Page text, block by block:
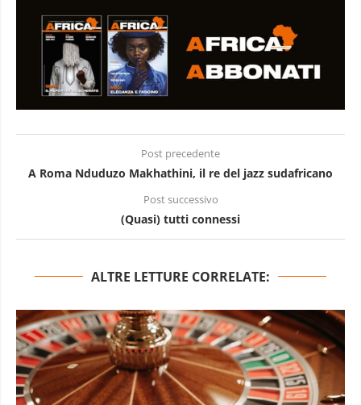
Post precedente
A Roma Nduduzo Makhathini, il re del jazz sudafricano
Post successivo
(Quasi) tutti connessi
ALTRE LETTURE CORRELATE: